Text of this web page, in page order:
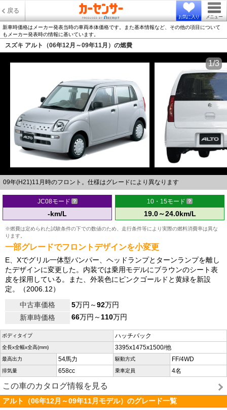
戻る
お気に入り メニュー
新車時価格はメーカー発表当時の車両本体価格です。また基本情報など、その他の項目について
もメーカー発表時の情報に基いています。
スズキ アルト（06年12月～09年11月）の燃費
09年(H21)11月時のフロント。仕様はグレードにより異なります
1/3
JC08モード
-km/L
10・15モード
19.0～24.0km/L
※燃費は定められた試験条件の下での数値のため、走行条件等により実際の燃料消費率は異な
ります。
一部グレードでフロントデザインを小変更
E、Xでグリル一体型バンパー、ヘッドランプとターンランプを離し
たデザインに変更した。内装では乗用モデルにブラウンのシート表
皮を採用している。また、外装色にピンクゴールドと黄緑を新設
定。（2006.12）
中古車価格
5万円～92万円
新車時価格
66万円～110万円
ボディタイプ ハッチバック
全長x全幅x全高(mm) 3395x1475x1500/他
最高出力 54馬力 駆動方式 FF/4WD
排気量 658cc 乗車定員 4名
この車のカタログ情報を見る
アルト（06年12月～09年11月モデル）のグレード一覧